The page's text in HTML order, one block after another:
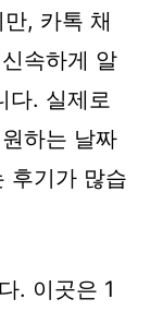
, 카톡 채
속하게 알
다. 실제로
하는 날짜
후기가 많습
. 이곳은 1